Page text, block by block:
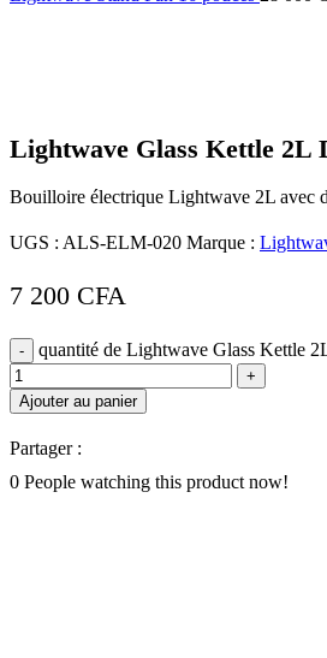
Lightwave Glass Kettle 2L
Bouilloire électrique Lightwave 2L avec
UGS : ALS-ELM-020 Marque :
7 200 CFA
quantité de Lightwave Glass Kettle
Ajouter au panier
Partager :
0 People watching this product now!